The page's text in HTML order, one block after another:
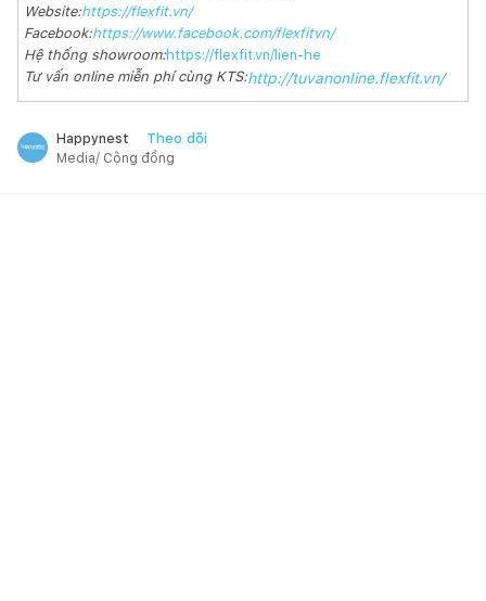
Website:https://flexfit.vn/
Facebook:https://www.facebook.com/flexfitvn/
Hệ thống showroom:https://flexfit.vn/lien-he
Tư vấn online miễn phí cùng KTS:http://tuvanonline.flexfit.vn/
Happynest Theo dõi
Media/ Cộng đồng